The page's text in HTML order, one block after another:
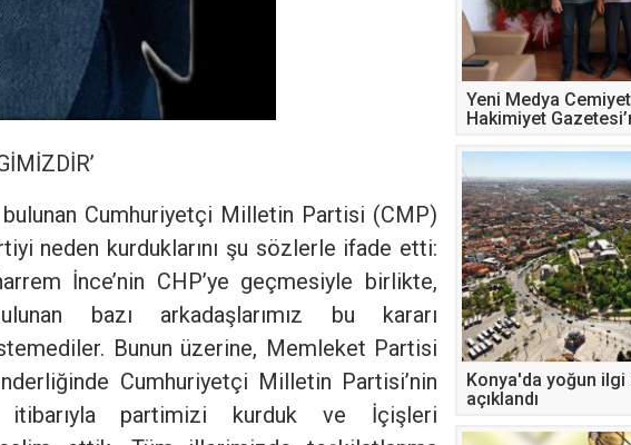
bulunan Cumhuriyetçi Milletin Partisi (CMP)
neden kurduklarını şu sözlerle ifade etti:
İnce’nin CHP’ye geçmesiyle birlikte,
bazı arkadaşlarımız bu kararı
Bunun üzerine, Memleket Partisi
Cumhuriyetçi Milletin Partisi’nin
itibarıyla partimizi kurduk ve İçişleri
Yeni Medya
Hakimiyet
Konya'da yoğun ilgi
açıklandı